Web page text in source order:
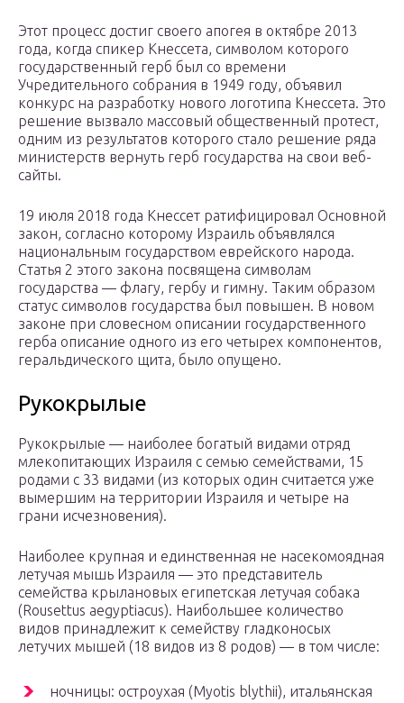
Этот процесс достиг своего апогея в октябре 2013
года, когда спикер Кнессета, символом которого
государственный герб был со времени
Учредительного собрания в 1949 году, объявил
конкурс на разработку нового логотипа Кнессета. Это
решение вызвало массовый общественный протест,
одним из результатов которого стало решение ряда
министерств вернуть герб государства на свои веб-
сайты.
19 июля 2018 года Кнессет ратифицировал Основной
закон, согласно которому Израиль объявлялся
национальным государством еврейского народа.
Статья 2 этого закона посвящена символам
государства — флагу, гербу и гимну. Таким образом
статус символов государства был повышен. В новом
законе при словесном описании государственного
герба описание одного из его четырех компонентов,
геральдического щита, было опущено.
Рукокрылые
Рукокрылые — наиболее богатый видами отряд
млекопитающих Израиля с семью семействами, 15
родами с 33 видами (из которых один считается уже
вымершим на территории Израиля и четыре на
грани исчезновения).
Наиболее крупная и единственная не насекомоядная
летучая мышь Израиля — это представитель
семейства крылановых египетская летучая собака
(Rousettus aegyptiacus). Наибольшее количество
видов принадлежит к семейству гладконосых
летучих мышей (18 видов из 8 родов) — в том числе:
ночницы: остроухая (Myotis blythii), итальянская